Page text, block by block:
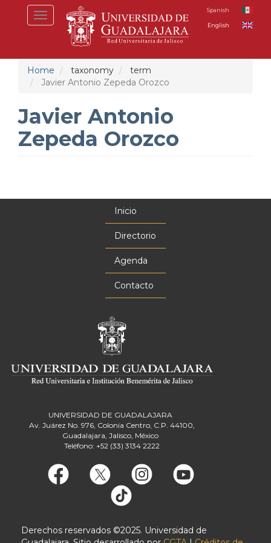
Toggle
navigation
Spanish
English
Home taxonomy
term
Javier Antonio Zepeda Orozco
Javier Antonio
Zepeda Orozco
Inicio
Directorio
Agenda
Contacto
UNIVERSIDAD DE GUADALAJARA
Av. Juárez No. 976, Colonia Centro, C.P. 44100,
Guadalajara, Jalisco, México
Teléfono: +52 (33) 3134 2222
Derechos reservados ©2025. Universidad de